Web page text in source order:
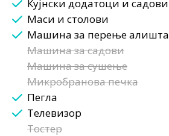
Кујнски додатоци и садови
Маси и столови
Машина за перење алишта
Машина за садови
Машина за сушење
Микробранова печка
Пегла
Телевизор
Тостер